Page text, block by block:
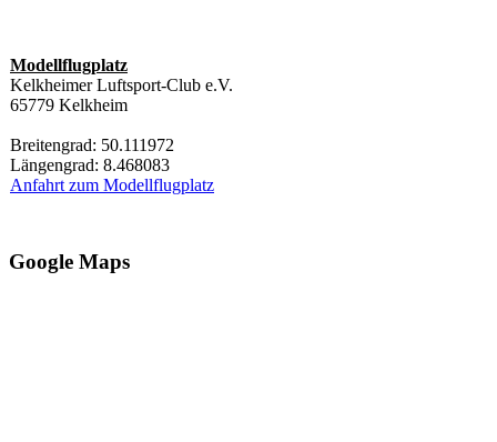
Modellflugplatz
Kelkheimer Luftsport-Club e.V.
65779 Kelkheim
Breitengrad: 50.111972
Längengrad: 8.468083
Anfahrt zum Modellflugplatz
Google Maps